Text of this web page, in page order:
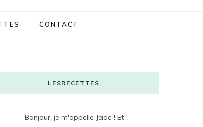
CONTACT
LESRECETTES
Bonjour, je m'appelle Jade ! Et